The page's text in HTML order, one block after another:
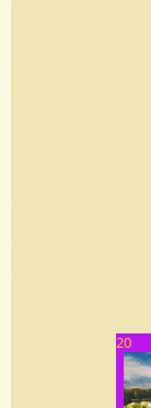
20